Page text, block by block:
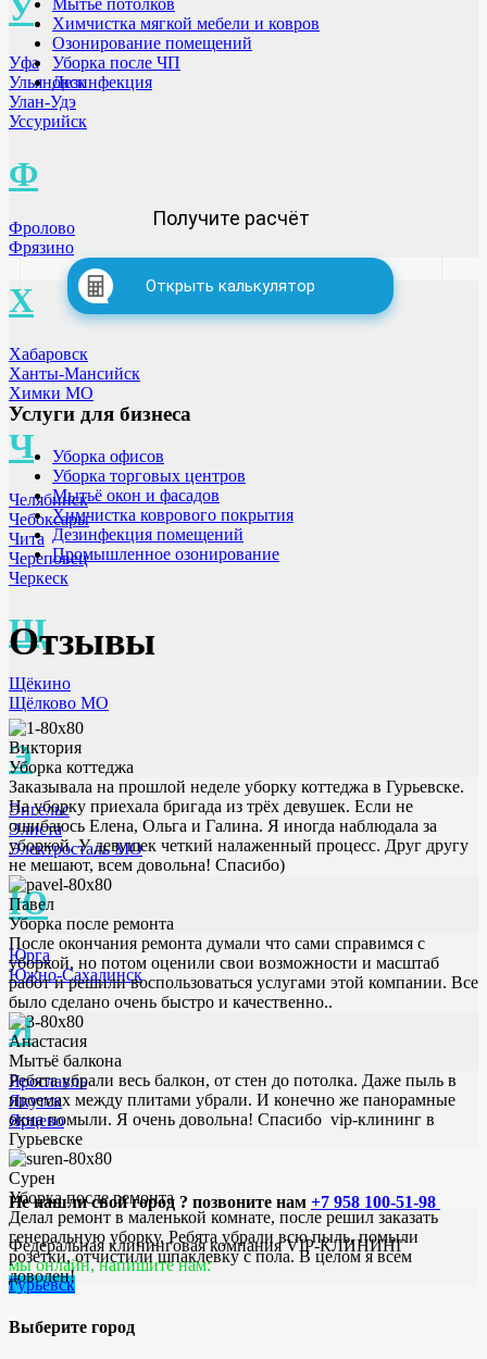
У
Уфа
Ульяновск
Улан-Удэ
Уссурийск
Ф
Фролово
Фрязино
Х
Хабаровск
Ханты-Мансийск
Химки МО
Ч
Челябинск
Чебоксары
Чита
Череповец
Черкеск
Щ
Щёкино
Щёлково МО
Э
Энгельс
Элиста
Электросталь МО
Ю
Юрга
Южно-Сахалинск
Я
Ярославль
Якутск
Ярцево
Не нашли свой город ? позвоните нам +7 958 100-51-98
Федеральная клининговая компания VIP-КЛИНИНГ
мы онлайн, напишите нам:
Гурьевск
Выберите город
Мытье потолков
Химчистка мягкой мебели и ковров
Озонирование помещений
Уборка после ЧП
Дезинфекция
Получите расчёт
Открыть калькулятор
Услуги для бизнеса
Уборка офисов
Уборка торговых центров
Мытьё окон и фасадов
Химчистка коврового покрытия
Дезинфекция помещений
Промышленное озонирование
Отзывы
Виктория
Уборка коттеджа
Заказывала на прошлой неделе уборку коттеджа в Гурьевске.
На уборку приехала бригада из трёх девушек. Если не
ошибаюсь Елена, Ольга и Галина. Я иногда наблюдала за
уборкой. У девушек четкий налаженный процесс. Друг другу
не мешают, всем довольна! Спасибо)
Павел
Уборка после ремонта
После окончания ремонта думали что сами справимся с
уборкой, но потом оценили свои возможности и масштаб
работ и решили воспользоваться услугами этой компании. Все
было сделано очень быстро и качественно..
Анастасия
Мытьё балкона
Ребята убрали весь балкон, от стен до потолка. Даже пыль в
проемах между плитами убрали. И конечно же панорамные
окна помыли. Я очень довольна! Спасибо vip-клининг в
Гурьевске
Сурен
Уборка после ремонта
Делал ремонт в маленькой комнате, после решил заказать
генеральную уборку. Ребята убрали всю пыль, помыли
розетки, отчистили шпаклевку с пола. В целом я всем
доволен!